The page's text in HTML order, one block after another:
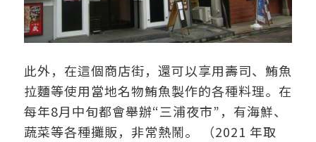
此外，在這個商店街，還可以享用壽司、鮪魚
拉麵等使用當地名物鮪魚製作的各種料理。在
每年8月中旬都會舉辦“三浦夜市”，有海鮮、
蔬菜等各種攤販，非常熱鬧。 （2021 年取